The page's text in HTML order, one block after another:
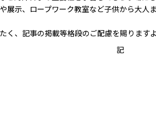
展示、ロープワーク教室など子供から大
、記事の掲載等格段のご配慮を賜ります
記